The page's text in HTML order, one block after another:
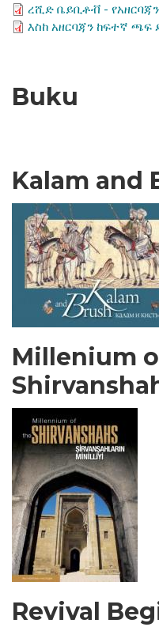
ረሺድ ቤይቢቶቭ -
እስከ አዘርባጃን ከፍተኛ ጫፍ
Buku
Kalam and
Millenium
Revival